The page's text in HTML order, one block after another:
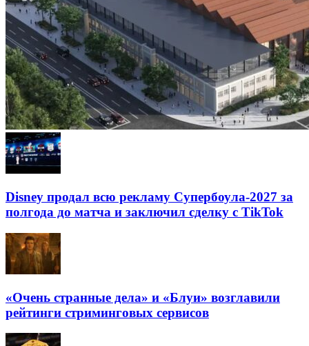
Disney продал всю рекламу Супербоула-2027 за
полгода до матча и заключил сделку с TikTok
«Очень странные дела» и «Блуи» возглавили
рейтинги стриминговых сервисов